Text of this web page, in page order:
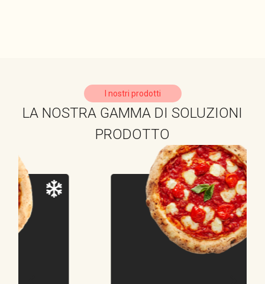
I nostri prodotti
LA NOSTRA GAMMA DI SOLUZIONI
PRODOTTO